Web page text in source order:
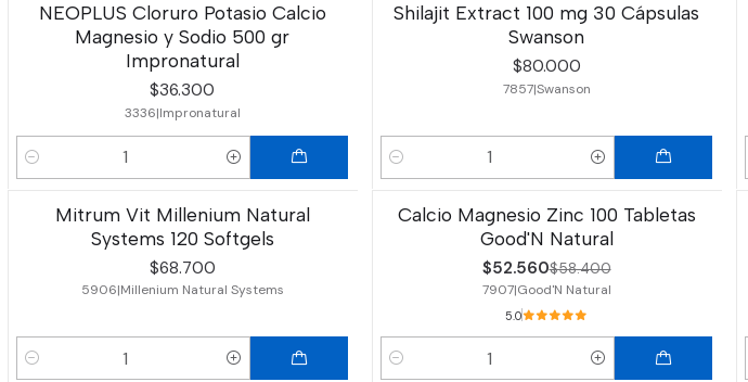
NEOPLUS Cloruro Potasio Calcio
Magnesio y Sodio 500 gr
Impronatural
$36.300
3336|Impronatural
Cantidad
Shilajit Extract 100 mg 30 Cápsulas
Swanson
$80.000
7857|Swanson
Cantidad
Mitrum Vit Millenium Natural
Systems 120 Softgels
$68.700
5906|Millenium Natural Systems
Cantidad
-10% OFF
Calcio Magnesio Zinc 100 Tabletas
Good'N Natural
$52.560$58.400
7907|Good'N Natural
5.0
Cantidad